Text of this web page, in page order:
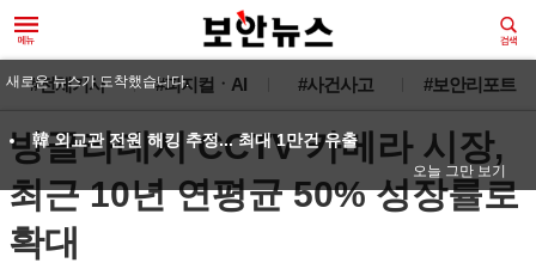
#전체기사 #피지컬ㆍAI #사건사고 #보안리포트
방글라데시 CCTV 카메라 시장,
최근 10년 연평균 50% 성장률로
확대
새로운 뉴스가 도착했습니다.
韓 외교관 전원 해킹 추정... 최대 1만건 유출
오늘 그만 보기